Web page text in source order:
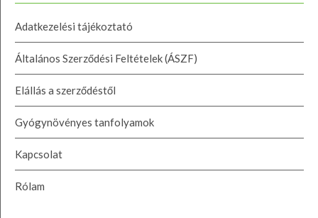
Adatkezelési tájékoztató
Általános Szerződési Feltételek (ÁSZF)
Elállás a szerződéstől
Gyógynövényes tanfolyamok
Kapcsolat
Rólam